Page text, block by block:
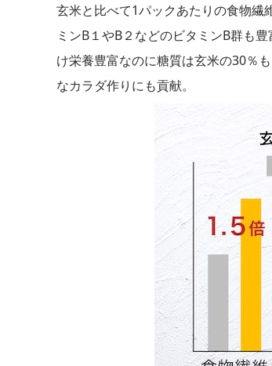
玄米と比べて1パックあたりの食物繊
ミンB１やB２などのビタミンB群も
け栄養豊富なのに糖質は玄米の30％
なカラダ作りにも貢献。